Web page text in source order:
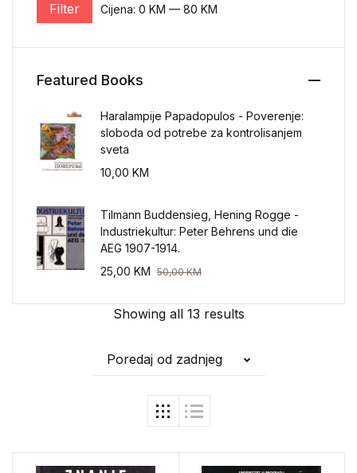
Showing all 13 results
Poredaj od zadnjeg
Minimalna cijena
Maksimalna cijena
Filter Cijena: 0 KM — 80 KM
Featured Books
Haralampije Papadopulos - Poverenje:
sloboda od potrebe za kontrolisanjem
sveta
10,00 KM
Tilmann Buddensieg, Hening Rogge -
Industriekultur: Peter Behrens und die
AEG 1907-1914.
25,00 KM 50,00KM